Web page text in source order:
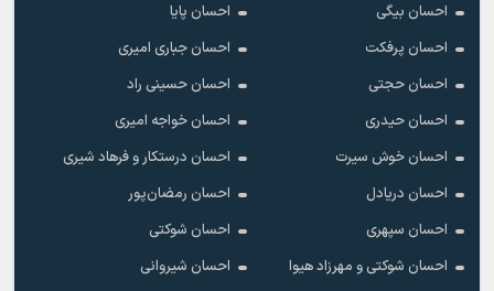
احسان بیگی
احسان پایا
احسان پرفکت
احسان جباری امیری
احسان حجتی
احسان حسینی راد
احسان حیدری
احسان خواجه امیری
احسان خوش سیرت
احسان درستکار و فرهاد شیرى
احسان دریادل
احسان رمضان‌پور
احسان سپهری
احسان شوکتی
احسان شوکتی و مهرزاد هیوا
احسان شیروانی